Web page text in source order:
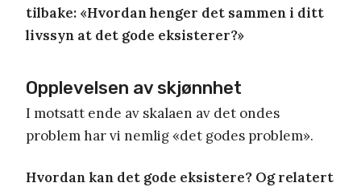
tilbake: «Hvordan henger det sammen i ditt
livssyn at det gode eksisterer?»
Opplevelsen av skjønnhet
I motsatt ende av skalaen av det ondes
problem har vi nemlig «det godes problem».
Hvordan kan det gode eksistere? Og relatert